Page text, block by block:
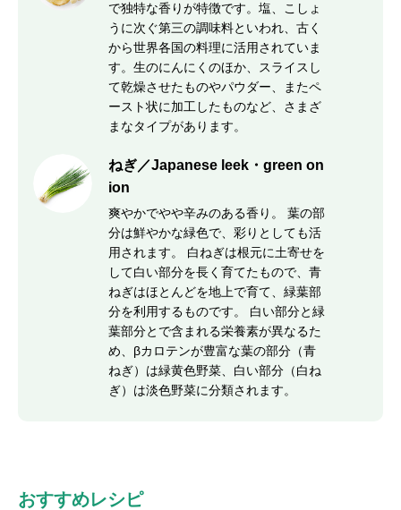
で独特な香りが特徴です。塩、こしょ
うに次ぐ第三の調味料といわれ、古く
から世界各国の料理に活用されていま
す。生のにんにくのほか、スライスし
て乾燥させたものやパウダー、またペ
ースト状に加工したものなど、さまざ
まなタイプがあります。
ねぎ／Japanese leek・green on
ion
爽やかでやや辛みのある香り。 葉の部
分は鮮やかな緑色で、彩りとしても活
用されます。 白ねぎは根元に土寄せを
して白い部分を長く育てたもので、青
ねぎはほとんどを地上で育て、緑葉部
分を利用するものです。 白い部分と緑
葉部分とで含まれる栄養素が異なるた
め、βカロテンが豊富な葉の部分（青
ねぎ）は緑黄色野菜、白い部分（白ね
ぎ）は淡色野菜に分類されます。
おすすめレシピ